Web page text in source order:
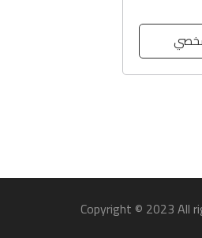
Copyright © 2023 All